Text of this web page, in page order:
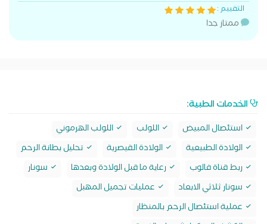
التقييم :
ممتاز جدا
الخدمات الطبية:
استئصال المبيض اللولب
اللولب الهرموني
الولادة الطبيعية
الولادة القيصرية
تحليل بطانة الرحم
ربط قناة فالوب
رعاية ما قبل الولادة وبعدها
سونار
سونار ثلاثي الابعاد
عمليات تجميل المهبل
عملية استئصال الرحم بالمنظار